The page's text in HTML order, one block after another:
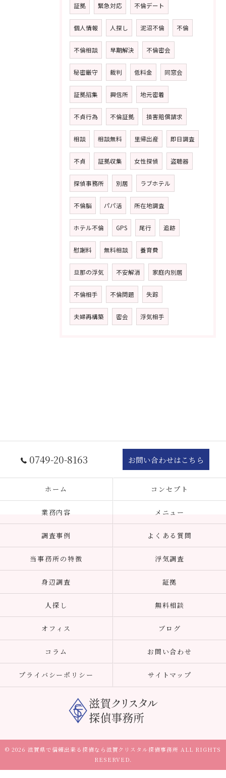
証拠 緊急対応 不倫デート
個人情報 人探し 泥沼不倫 不倫
不倫相談 早期解決 不倫密会
秘密厳守 裁判 低料金 同窓会
証拠招集 興信所 地元密着
不貞行為 不倫証拠 損害賠償請求
相談 相談無料 里帰出産 即日調査
不貞 証拠収集 女性探偵 盗聴器
探偵事務所 別居 ラブホテル
不倫脳 パパ活 所在地調査
ホテル不倫 GPS 尾行 追跡
慰謝料 無料相談 養育費
旦那の浮気 不安解消 家庭内別居
不倫相手 不倫問題 失踪
夫婦再構築 密会 浮気相手
0749-20-8163 お問い合わせはこちら
ホーム コンセプト
業務内容 メニュー
調査事例 よくある質問
当事務所の特徴 浮気調査
身辺調査 証拠
人探し 無料相談
オフィス ブログ
コラム お問い合わせ
プライバシーポリシー サイトマップ
© 2026 滋賀県で信頼出来る探偵なら滋賀クリスタル探偵事務所 ALL RIGHTS
RESERVED.